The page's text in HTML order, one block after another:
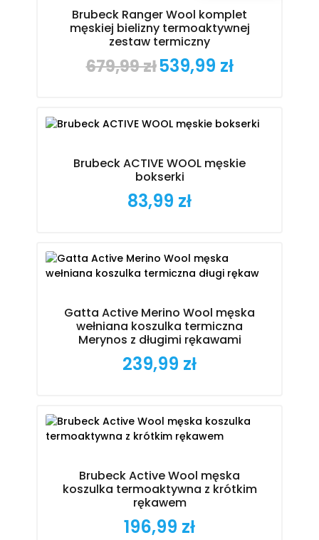
Brubeck Ranger Wool komplet
męskiej bielizny termoaktywnej
zestaw termiczny
Cena
679,99 złCena
539,99 zł
Brubeck ACTIVE WOOL męskie
bokserki
Cena
83,99 zł
Gatta Active Merino Wool męska
wełniana koszulka termiczna
Merynos z długimi rękawami
Cena
239,99 zł
Brubeck Active Wool męska
koszulka termoaktywna z krótkim
rękawem
Cena
196,99 zł